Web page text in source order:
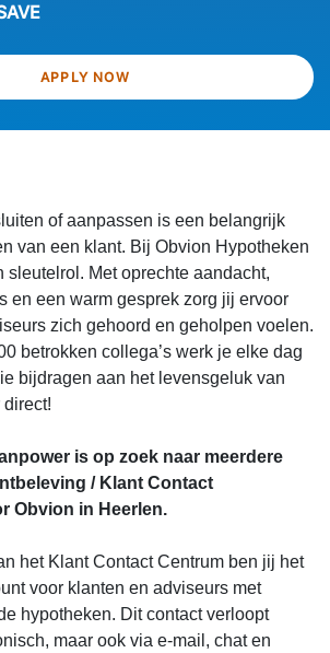
APPLY NOW
of aanpassen is een belangrijk
van een klant. Bij Obvion Hypotheken
sleutelrol. Met oprechte aandacht,
en een warm gesprek zorg jij ervoor
zich gehoord en geholpen voelen.
betrokken collega’s werk je elke dag
bijdragen aan het levensgeluk van
is op zoek naar meerdere
/ Klant Contact
Obvion in Heerlen.
het Klant Contact Centrum ben jij het
voor klanten en adviseurs met
hypotheken. Dit contact verloopt
maar ook via e-mail, chat en